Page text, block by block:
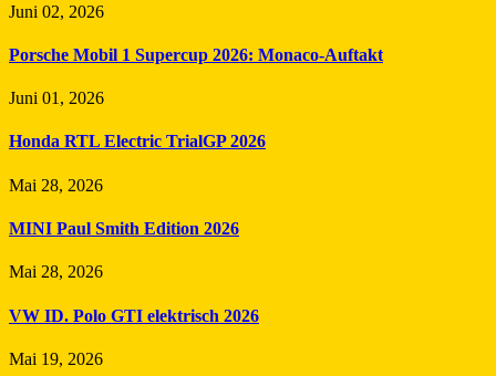
Juni 02, 2026
Porsche Mobil 1 Supercup 2026: Monaco-Auftakt
Juni 01, 2026
Honda RTL Electric TrialGP 2026
Mai 28, 2026
MINI Paul Smith Edition 2026
Mai 28, 2026
VW ID. Polo GTI elektrisch 2026
Mai 19, 2026